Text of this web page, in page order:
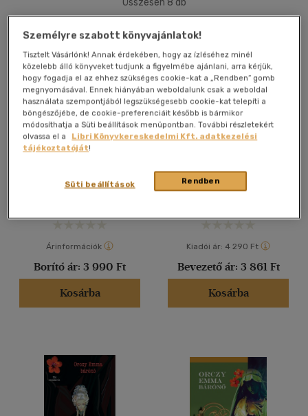
Alkalmaz
Összesen 8 db
A Vörös Pimpernel
Orczy Emma Bárónő
Árinformációk
Borító ár: 3 990 Ft
Kosárba
Orczy Emma Bárónő
Kiadói ár: 4 290 Ft
Bevezető ár: 3 861 Ft
Kosárba
Személyre szabott könyvajánlatok!
Tisztelt Vásárlónk! Annak érdekében, hogy az ízléséhez minél
közelebb álló könyveket tudjunk a figyelmébe ajánlani, arra kérjük,
hogy fogadja el az ehhez szükséges cookie-kat a „Rendben” gomb
megnyomásával. Ennek hiányában weboldalunk csak a weboldal
használata szempontjából legszükségesebb cookie-kat telepíti a
böngészőjébe, de cookie-preferenciáit később is bármikor
módosíthatja a Süti beállítások menüpontban. További részletekért
olvassa el a
Libri Könyvkereskedelmi Kft. adatkezelési
tájékoztatóját!
Rendben
Süti beállítások